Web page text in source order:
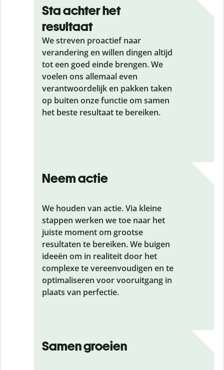
Sta achter het
resultaat
We streven proactief naar
verandering en willen dingen altijd
tot een goed einde brengen. We
voelen ons allemaal even
verantwoordelijk en pakken taken
op buiten onze functie om samen
het beste resultaat te bereiken.
Neem actie
We houden van actie. Via kleine
stappen werken we toe naar het
juiste moment om grootse
resultaten te bereiken. We buigen
ideeën om in realiteit door het
complexe te vereenvoudigen en te
optimaliseren voor vooruitgang in
plaats van perfectie.
Samen groeien